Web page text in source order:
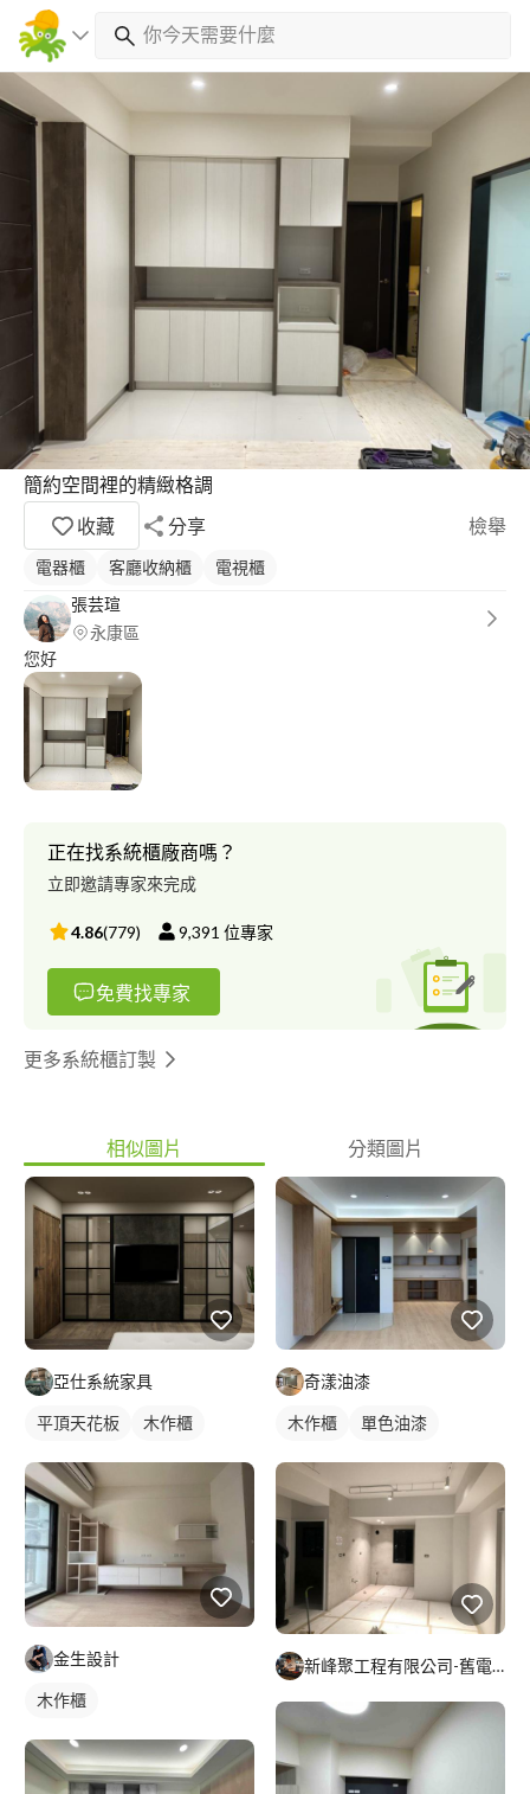
簡約空間裡的精緻格調
收藏
分享 檢舉
電器櫃 客廳收納櫃
電視櫃
張芸瑄
永康區
您好
正在找系統櫃廠商嗎？
立即邀請專家來完成
4.86(779) 9,391 位專家
免費找專家
更多系統櫃訂製
相似圖片 分類圖片
亞仕系統家具
平頂天花板 木作櫃
金生設計
木作櫃
奇漾油漆
木作櫃 單色油漆
新峰聚工程有限公司-舊電線抽換-燈具安裝-